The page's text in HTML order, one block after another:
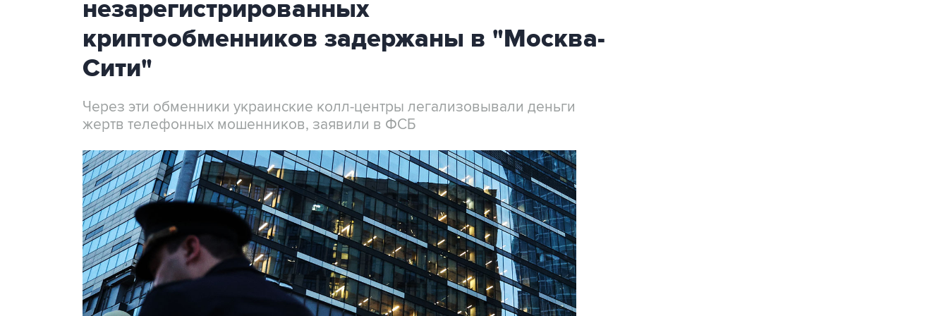
незарегистрированных
криптообменников задержаны в "Москва-
Сити"
Через эти обменники украинские колл-центры легализовывали деньги
жертв телефонных мошенников, заявили в ФСБ